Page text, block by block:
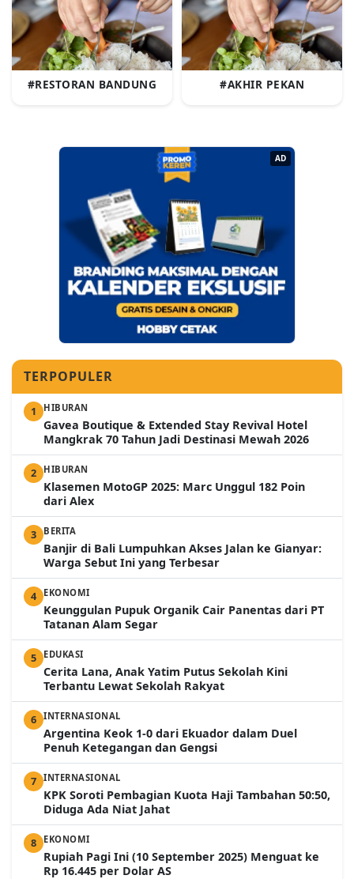
#RESTORAN BANDUNG #AKHIR PEKAN
AD
TERPOPULER
1 HIBURAN
Gavea Boutique & Extended Stay Revival Hotel
Mangkrak 70 Tahun Jadi Destinasi Mewah 2026
2 HIBURAN
Klasemen MotoGP 2025: Marc Unggul 182 Poin
dari Alex
3 BERITA
Banjir di Bali Lumpuhkan Akses Jalan ke Gianyar:
Warga Sebut Ini yang Terbesar
4 EKONOMI
Keunggulan Pupuk Organik Cair Panentas dari PT
Tatanan Alam Segar
5 EDUKASI
Cerita Lana, Anak Yatim Putus Sekolah Kini
Terbantu Lewat Sekolah Rakyat
6 INTERNASIONAL
Argentina Keok 1-0 dari Ekuador dalam Duel
Penuh Ketegangan dan Gengsi
7 INTERNASIONAL
KPK Soroti Pembagian Kuota Haji Tambahan 50:50,
Diduga Ada Niat Jahat
8 EKONOMI
Rupiah Pagi Ini (10 September 2025) Menguat ke
Rp 16.445 per Dolar AS